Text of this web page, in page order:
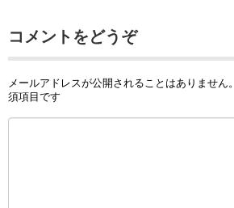
コメントをどうぞ
メールアドレスが公開されることはありません。
須項目です